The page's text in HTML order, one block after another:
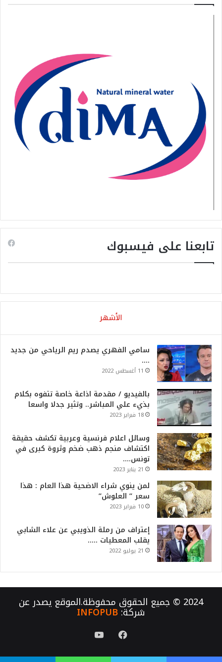
تابعنا على فيسبوك
الأشهر
سامي الفهري يصدم ريم الرياحي من جديد
….
11 أغسطس 2022
بالفيديو / مقدمة اذاعة خاصة تتفوه بكلام
بذيء علي المباشر.. وتثير جدلا واسعا
18 فبراير 2023
وسائل اعلام فرنسية وعربية تكشف حقيقة
اكتشاف منجم ذهب ضخم وثروة كبرى في
تونس….
21 يناير 2023
لمن ينوي شراء الاضحية هذا العام : هذا
سعر ” العلوش”
10 فبراير 2023
إعتراف من رملة الذويبي عن علاء الشابي
يقلب المعطيات …..
21 يوليو 2022
2024 © جميع الحقوق محفوظة.الموقع يصدر عن
شركة:INFOPUB
فيسبوكيوتيوب